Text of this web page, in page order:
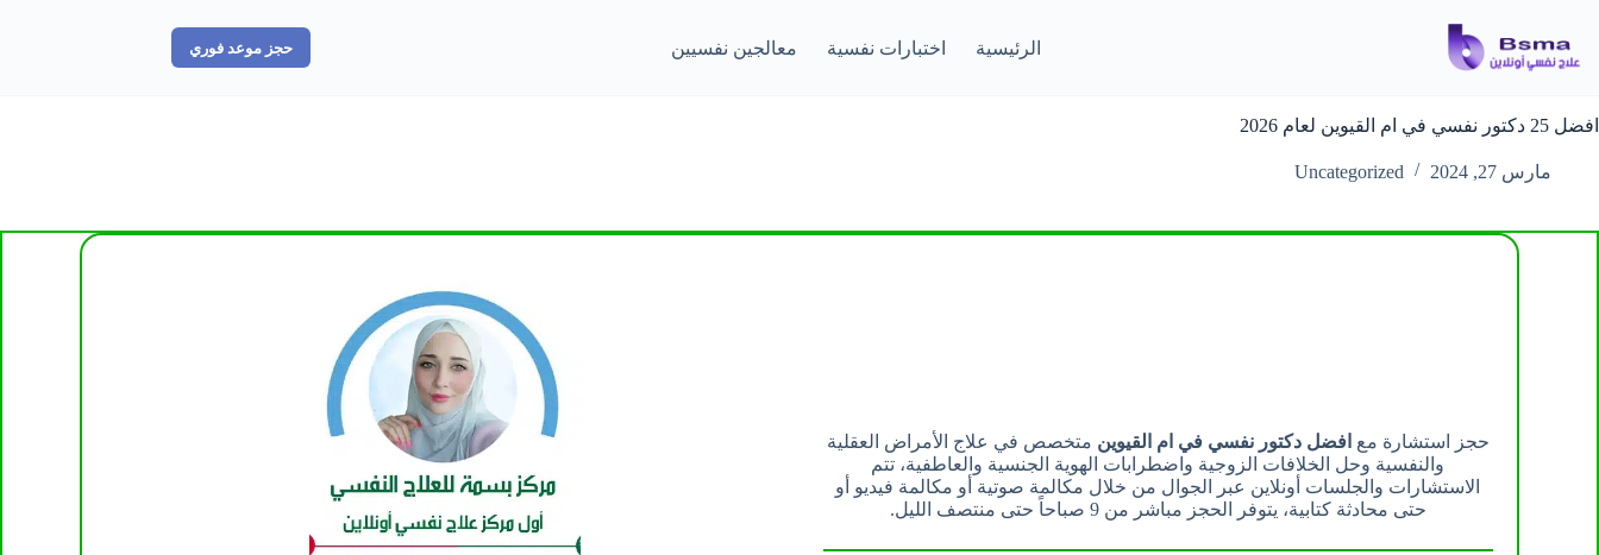
المحتوى
الرئيسية اختبارات نفسية معالجين نفسيين حجز موعد فوري
افضل 25 دكتور نفسي في ام القيوين لعام 2026
مارس 27, 2024 Uncategorized
حجز استشارة مع افضل دكتور نفسي في ام القيوين متخصص في علاج الأمراض العقلية
والنفسية وحل الخلافات الزوجية واضطرابات الهوية الجنسية والعاطفية، تتم
الاستشارات والجلسات أونلاين عبر الجوال من خلال مكالمة صوتية أو مكالمة فيديو أو
حتى محادثة كتابية، يتوفر الحجز مباشر من 9 صباحاً حتى منتصف الليل.